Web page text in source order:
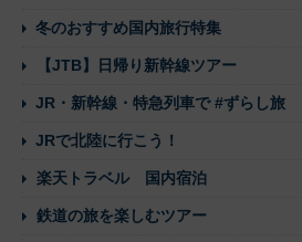
冬のおすすめ国内旅行特集
【JTB】日帰り新幹線ツアー
JR・新幹線・特急列車で #ずらし旅
JRで北陸に行こう！
楽天トラベル 国内宿泊
鉄道の旅を楽しむツアー